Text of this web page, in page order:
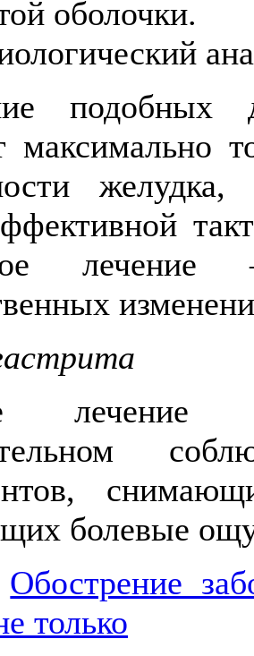
оболочки.
подобных
максимально
лечение
болевые
Обострение
только